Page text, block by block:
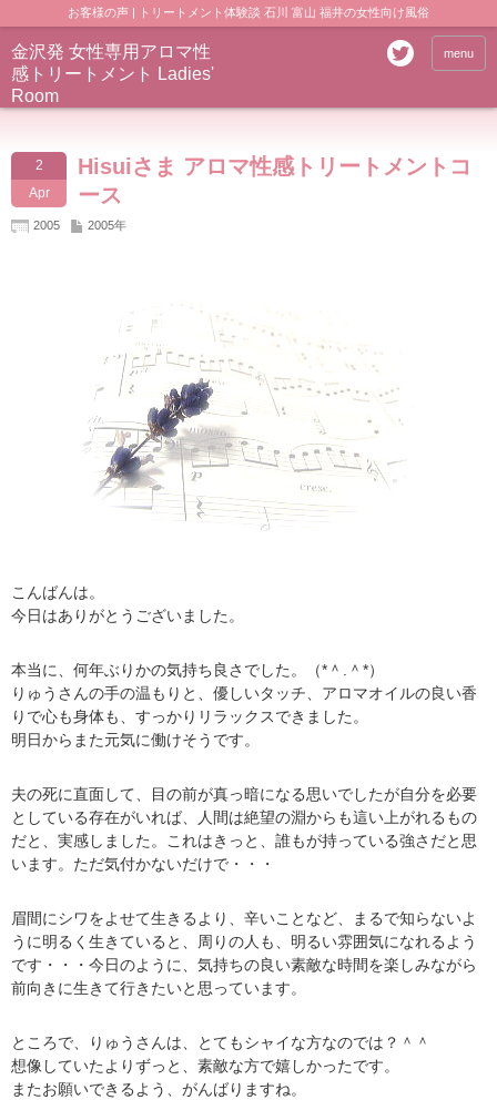
お客様の声 | トリートメント体験談 石川 富山 福井の女性向け風俗
金沢発 女性専用アロマ性
感トリートメント Ladies'
Room
menu
2
Apr
Hisuiさま アロマ性感トリートメントコ
ース
2005 2005年
こんばんは。
今日はありがとうございました。
本当に、何年ぶりかの気持ち良さでした。（*＾.＾*）
りゅうさんの手の温もりと、優しいタッチ、アロマオイルの良い香
りで心も身体も、すっかりリラックスできました。
明日からまた元気に働けそうです。
夫の死に直面して、目の前が真っ暗になる思いでしたが自分を必要
としている存在がいれば、人間は絶望の淵からも這い上がれるもの
だと、実感しました。これはきっと、誰もが持っている強さだと思
います。ただ気付かないだけで・・・
眉間にシワをよせて生きるより、辛いことなど、まるで知らないよ
うに明るく生きていると、周りの人も、明るい雰囲気になれるよう
です・・・今日のように、気持ちの良い素敵な時間を楽しみながら
前向きに生きて行きたいと思っています。
ところで、りゅうさんは、とてもシャイな方なのでは？＾＾
想像していたよりずっと、素敵な方で嬉しかったです。
またお願いできるよう、がんばりますね。